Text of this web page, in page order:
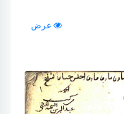
عرض